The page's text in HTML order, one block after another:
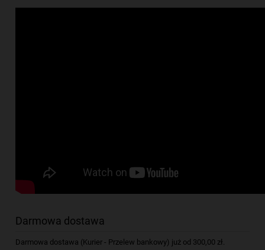
Darmowa dostawa
Darmowa dostawa (Kurier - Przelew bankowy) już od 300,00 zł.